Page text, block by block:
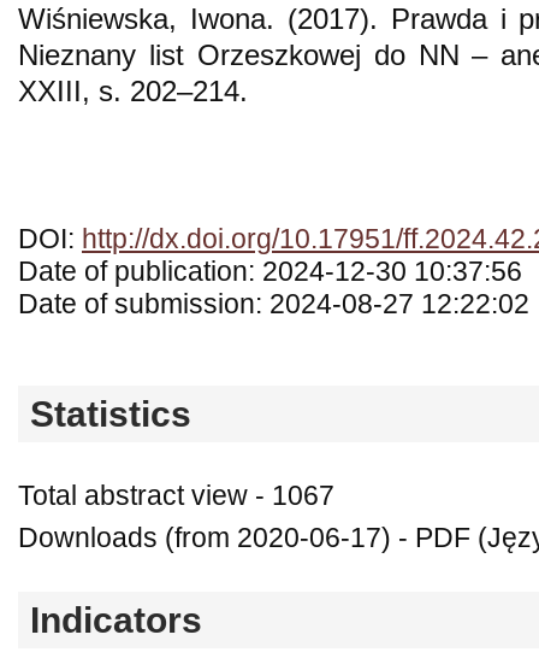
Wiśniewska, Iwona. (2017). Prawda i
Nieznany list Orzeszkowej do NN –
XXIII, s. 202–214.
DOI: http://dx.doi.org/10.17951/
Date of publication: 2024-12-30 10:37:56
Date of submission: 2024-08-27 12:22:02
Statistics
Total abstract view - 1067
Downloads (from 2020-06-17) - PDF
Indicators